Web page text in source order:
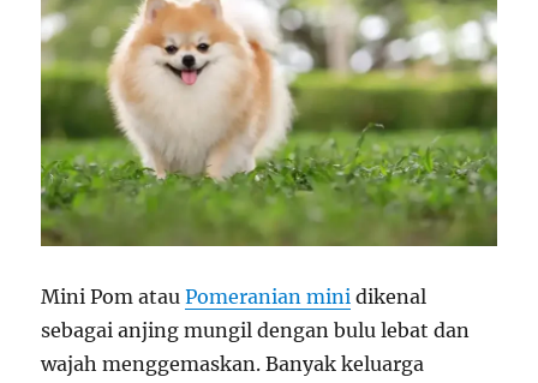
Mini Pom atauPomeranian mini dikenal
sebagai anjing mungil dengan bulu lebat dan
wajah menggemaskan. Banyak keluarga